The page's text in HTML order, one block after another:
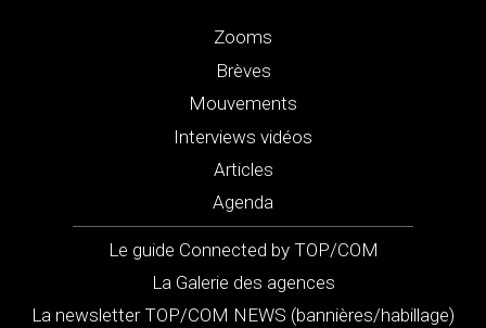
Zooms
Brèves
Mouvements
Interviews vidéos
Articles
Agenda
Le guide Connected by TOP/COM
La Galerie des agences
La newsletter TOP/COM NEWS (bannières/habillage)